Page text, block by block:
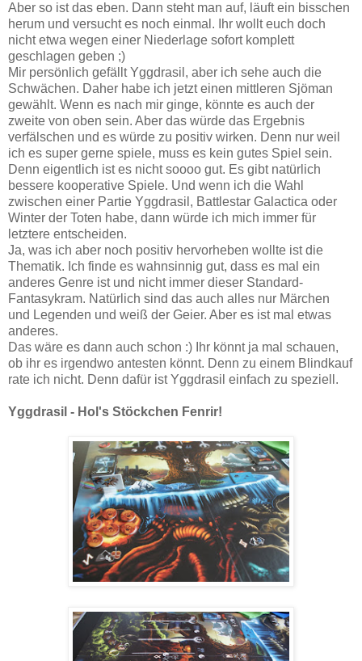
Aber so ist das eben. Dann steht man auf, läuft ein bisschen
herum und versucht es noch einmal. Ihr wollt euch doch
nicht etwa wegen einer Niederlage sofort komplett
geschlagen geben ;)
Mir persönlich gefällt Yggdrasil, aber ich sehe auch die
Schwächen. Daher habe ich jetzt einen mittleren Sjöman
gewählt. Wenn es nach mir ginge, könnte es auch der
zweite von oben sein. Aber das würde das Ergebnis
verfälschen und es würde zu positiv wirken. Denn nur weil
ich es super gerne spiele, muss es kein gutes Spiel sein.
Denn eigentlich ist es nicht soooo gut. Es gibt natürlich
bessere kooperative Spiele. Und wenn ich die Wahl
zwischen einer Partie Yggdrasil, Battlestar Galactica oder
Winter der Toten habe, dann würde ich mich immer für
letztere entscheiden.
Ja, was ich aber noch positiv hervorheben wollte ist die
Thematik. Ich finde es wahnsinnig gut, dass es mal ein
anderes Genre ist und nicht immer dieser Standard-
Fantasykram. Natürlich sind das auch alles nur Märchen
und Legenden und weiß der Geier. Aber es ist mal etwas
anderes.
Das wäre es dann auch schon :) Ihr könnt ja mal schauen,
ob ihr es irgendwo antesten könnt. Denn zu einem Blindkauf
rate ich nicht. Denn dafür ist Yggdrasil einfach zu speziell.
Yggdrasil - Hol's Stöckchen Fenrir!